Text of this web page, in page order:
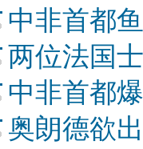
中非首都
两位法国
中非首都
奥朗德欲